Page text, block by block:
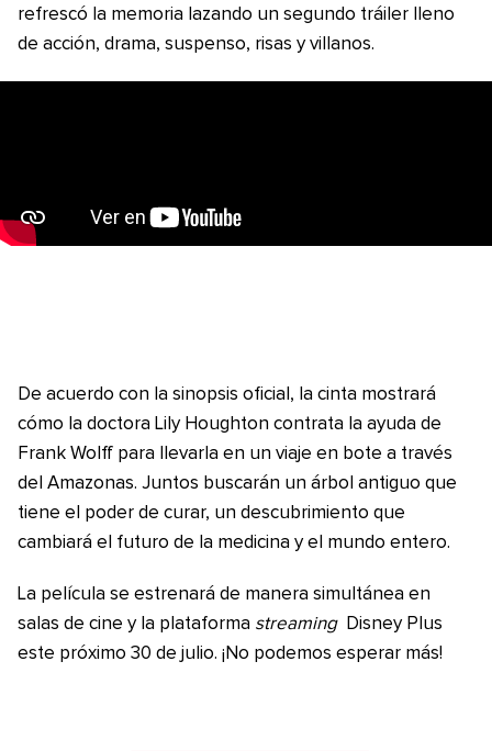
refrescó la memoria lazando un segundo tráiler lleno
de acción, drama, suspenso, risas y villanos.
De acuerdo con la sinopsis oficial, la cinta mostrará
cómo la doctora Lily Houghton contrata la ayuda de
Frank Wolff para llevarla en un viaje en bote a través
del Amazonas. Juntos buscarán un árbol antiguo que
tiene el poder de curar, un descubrimiento que
cambiará el futuro de la medicina y el mundo entero.
La película se estrenará de manera simultánea en
salas de cine y la plataforma streaming
Disney Plus
este próximo 30 de julio. ¡No podemos esperar más!